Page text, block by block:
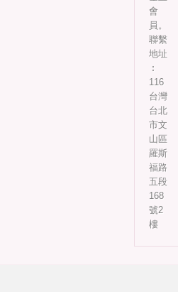
會
員。
聯繫
地址
︰
116
台灣
台北
市文
山區
羅斯
福路
五段
168
號2
樓